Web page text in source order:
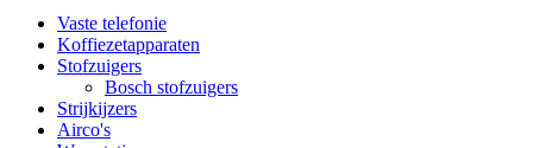
Vaste telefonie
Koffiezetapparaten
Stofzuigers
Bosch stofzuigers
Strijkijzers
Airco's